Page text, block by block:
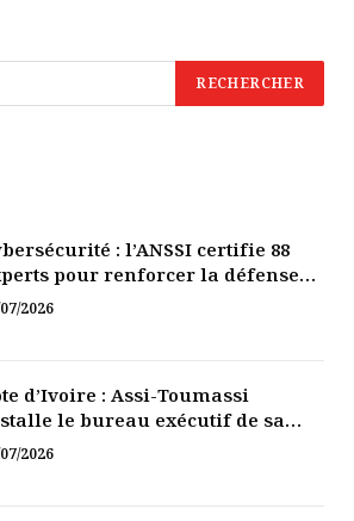
: l’ANSSI certifie 88
pour renforcer la défense
de la Côte d’Ivoire
2026
d’Ivoire : Assi-Toumassi
le bureau exécutif de sa
de développement
2026